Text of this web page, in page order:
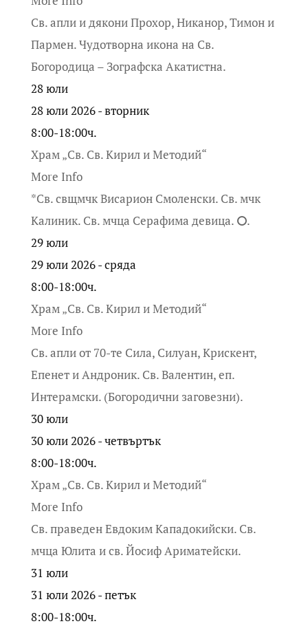
Св. апли и дякони Прохор, Никанор, Тимон и
Пармен. Чудотворна икона на Св.
Богородица – Зографска Акатистна.
28юли
28 юли 2026 - вторник
8:00-18:00ч.
Храм „Св. Св. Кирил и Методий“
More Info
*Св. свщмчк Висарион Смоленски. Св. мчк
Калиник. Св. мчца Серафима девица. ⭘.
29юли
29 юли 2026 - сряда
8:00-18:00ч.
Храм „Св. Св. Кирил и Методий“
More Info
Св. апли от 70-те Сила, Силуан, Крискент,
Епенет и Андроник. Св. Валентин, еп.
Интерамски. (Богородични заговезни).
30юли
30 юли 2026 - четвъртък
8:00-18:00ч.
Храм „Св. Св. Кирил и Методий“
More Info
Св. праведен Евдоким Кападокийски. Св.
мчца Юлита и св. Йосиф Ариматейски.
31 юли
31 юли 2026 - петък
8:00-18:00ч.